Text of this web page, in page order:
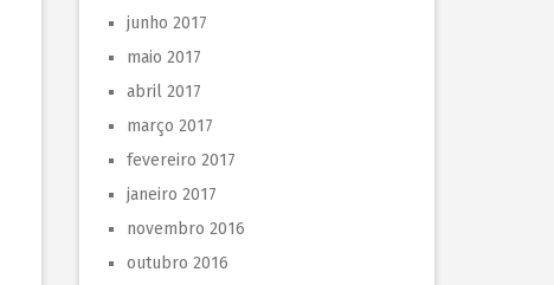
junho 2017
maio 2017
abril 2017
março 2017
fevereiro 2017
janeiro 2017
novembro 2016
outubro 2016